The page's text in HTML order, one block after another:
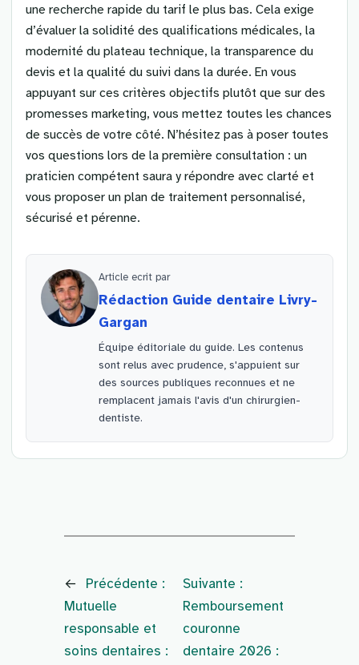
une recherche rapide du tarif le plus bas. Cela exige
d’évaluer la solidité des qualifications médicales, la
modernité du plateau technique, la transparence du
devis et la qualité du suivi dans la durée. En vous
appuyant sur ces critères objectifs plutôt que sur des
promesses marketing, vous mettez toutes les chances
de succès de votre côté. N’hésitez pas à poser toutes
vos questions lors de la première consultation : un
praticien compétent saura y répondre avec clarté et
vous proposer un plan de traitement personnalisé,
sécurisé et pérenne.
Article ecrit par
Rédaction Guide dentaire Livry-
Gargan
Équipe éditoriale du guide. Les contenus
sont relus avec prudence, s'appuient sur
des sources publiques reconnues et ne
remplacent jamais l'avis d'un chirurgien-
dentiste.
←
Précédente :
Mutuelle
responsable et
soins dentaires :
Suivante :
Remboursement
couronne
dentaire 2026 :